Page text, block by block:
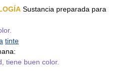
Sustancia preparada para
tinte
tiene buen color.